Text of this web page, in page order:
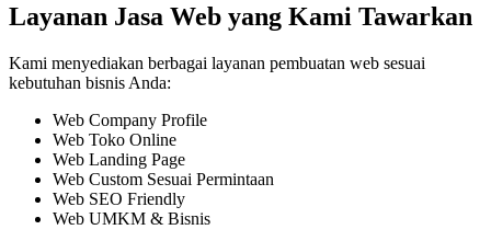
Layanan Jasa Web yang Kami Tawarkan
Kami menyediakan berbagai layanan pembuatan web sesuai
kebutuhan bisnis Anda:
Web Company Profile
Web Toko Online
Web Landing Page
Web Custom Sesuai Permintaan
Web SEO Friendly
Web UMKM & Bisnis